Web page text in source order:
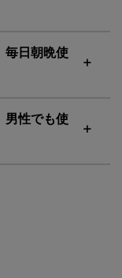
毎日朝晩使
男性でも使